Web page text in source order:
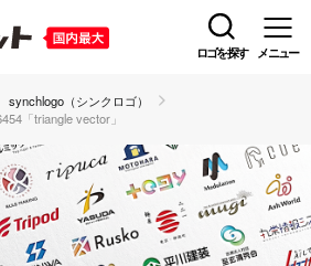
ロゴを探す メニュー
synchlogo（シンクロゴ）
「triangle vector」